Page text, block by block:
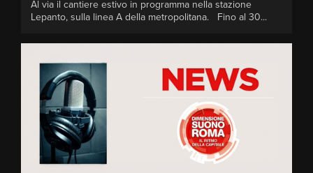
Al via il cantiere estivo in programma nella stazione
Lepanto, sulla linea A della metropolitana. Fino al 30...